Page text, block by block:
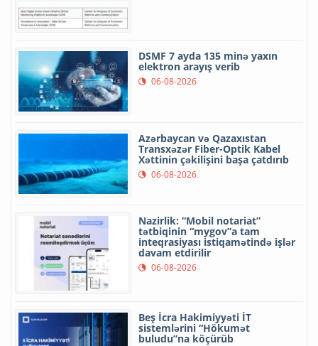
DSMF 7 ayda 135 minə yaxın
elektron arayış verib
06-08-2026
Azərbaycan və Qazaxıstan
Transxəzər Fiber-Optik Kabel
Xəttinin çəkilişini başa çatdırıb
06-08-2026
Nazirlik: “Mobil notariat”
tətbiqinin “mygov”a tam
inteqrasiyası istiqamətində işlər
davam etdirilir
06-08-2026
Beş İcra Hakimiyyəti İT
sistemlərini “Hökumət
buludu”na köçürüb